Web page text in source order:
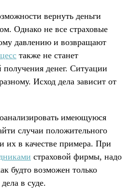
вернуть деньги
Однако не все страховые
давлению и возвращают
также не станет
получения денег. Ситуации
Исход дела зависит от
имеющуюся
случаи положительного
их в качестве примера. При
страховой фирмы, надо
будто возможен только
в суде.